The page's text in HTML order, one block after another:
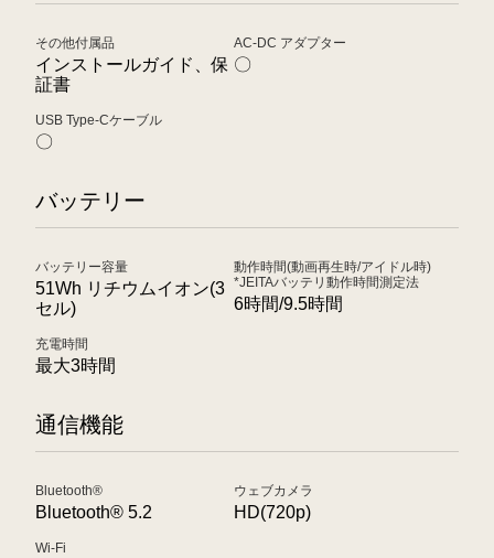
その他付属品
インストールガイド、保
証書
AC-DC アダプター
〇
USB Type-Cケーブル
〇
バッテリー
バッテリー容量
51Wh リチウムイオン(3
セル)
動作時間(動画再生時/アイドル時)
*JEITAバッテリ動作時間測定法
6時間/9.5時間
充電時間
最大3時間
通信機能
Bluetooth®
Bluetooth® 5.2
ウェブカメラ
HD(720p)
Wi-Fi